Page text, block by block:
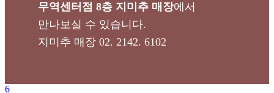
무역센터점 8층 지미추 매장에서
만나보실 수 있습니다.
지미추 매장 02. 2142. 6102
6